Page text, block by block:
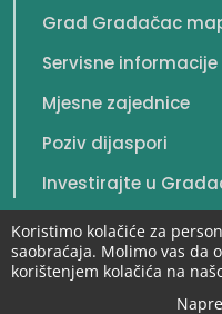
Grad Gradačac
Servisne informacije
Mjesne zajednice
Poziv dijaspori
Investirajte u
© 2026. Grad Gradačac.
Koristimo kolačiće za
saobraćaja. Molimo vas da
korištenjem kolačića na